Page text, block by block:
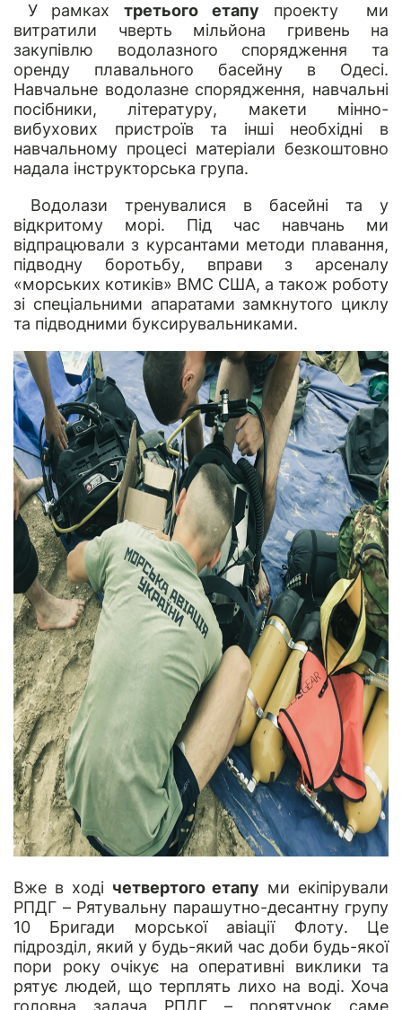
У рамкахтретього етапу проекту ми
витратили чверть мільйона гривень на
закупівлю водолазного спорядження та
оренду плавального басейну в Одесі.
Навчальне водолазне спорядження, навчальні
посібники, літературу, макети мінно-
вибухових пристроїв та інші необхідні в
навчальному процесі матеріали безкоштовно
надала інструкторська група.
Водолази тренувалися в басейні та у
відкритому морі. Під час навчань ми
відпрацювали з курсантами методи плавання,
підводну боротьбу, вправи з арсеналу
«морських котиків» ВМС США, а також роботу
зі спеціальними апаратами замкнутого циклу
та підводними буксирувальниками.
Вже в ході четвертого етапу ми екіпірували
РПДГ – Рятувальну парашутно-десантну групу
10 Бригади морської авіації Флоту. Це
підрозділ, який у будь-який час доби будь-якої
пори року очікує на оперативні виклики та
рятує людей, що терплять лихо на воді. Хоча
головна задача РПДГ – порятунок саме